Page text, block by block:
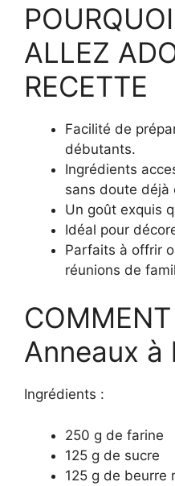
ALLEZ
RECETTE
Facilité de
débutants.
Ingrédients
sans doute déjà
Un goût exquis
Idéal pour
Parfaits à offrir
réunions de
COMMENT
Anneaux à
Ingrédients :
250 g de farine
125 g de sucre
125 g de beurre